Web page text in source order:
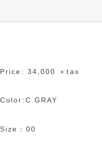
Price: 34,000 ＋tax
Color:C.GRAY
Size：00